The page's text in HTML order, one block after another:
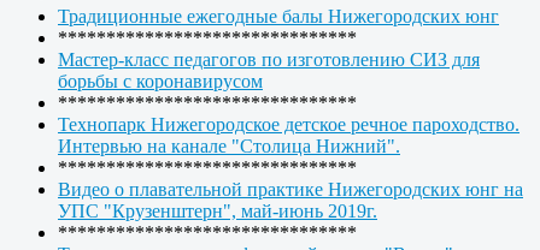
Традиционные ежегодные балы Нижегородских юнг
*******************************
Мастер-класс педагогов по изготовлению СИЗ для
борьбы с коронавирусом
*******************************
Технопарк Нижегородское детское речное пароходство.
Интервью на канале "Столица Нижний".
*******************************
Видео о плавательной практике Нижегородских юнг на
УПС "Крузенштерн", май-июнь 2019г.
*******************************